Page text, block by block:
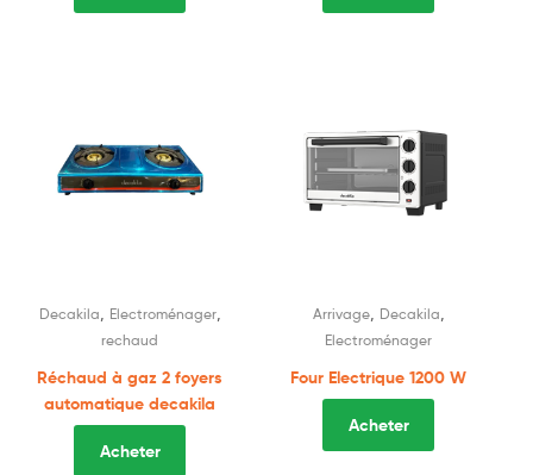
Decakila Electroménager,
rechaud
Réchaud à gaz 2 foyers
automatique decakila
Acheter
Arrivage, Decakila
Electroménager
Four Electrique 1200 W
Acheter